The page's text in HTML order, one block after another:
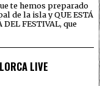
te hemos preparado
de la isla y QUE ESTÁ
FESTIVAL, que
LIVE